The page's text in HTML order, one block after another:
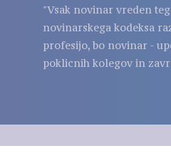
"Vsak novinar vreden
novinarskega kodeksa
profesijo, bo novinar -
poklicnih kolegov in